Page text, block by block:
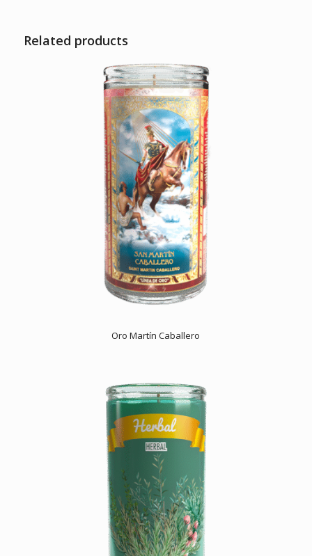
Related products
Oro Martín Caballero